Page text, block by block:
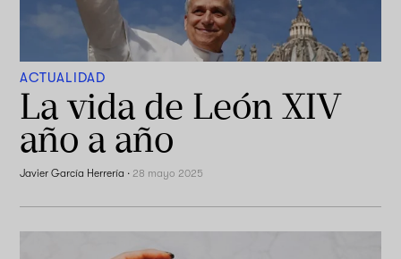
ACTUALIDAD
La vida de León XIV
año a año
Javier García Herrería ·28 mayo 2025